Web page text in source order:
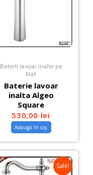
Baterii lavoar inalte pe
blat
Baterie lavoar
inalta Algeo
Square
530,00 lei
Adaugă în coș
Sale!